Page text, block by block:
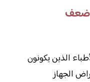
ضعف
الذين يكونون
الجهاز